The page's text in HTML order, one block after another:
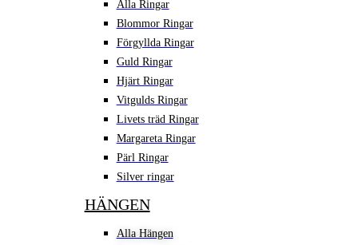
Alla Ringar
Blommor Ringar
Förgyllda Ringar
Guld Ringar
Hjärt Ringar
Vitgulds Ringar
Livets träd Ringar
Margareta Ringar
Pärl Ringar
Silver ringar
HÄNGEN
Alla Hängen